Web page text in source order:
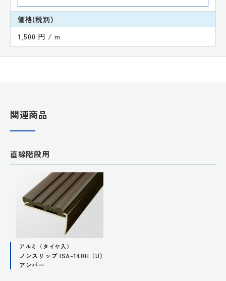
価格(税別)
1,500 円 / m
関連商品
直線階段用
アルミ（タイヤ入）
ノンスリップ ISA-140H（U）
アンバー